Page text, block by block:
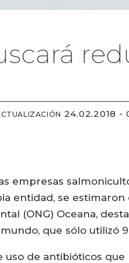
24.02.2018 -
empresas
entidad, se
(ONG) Oceana,
que sólo utilizó
uso de antibióticos